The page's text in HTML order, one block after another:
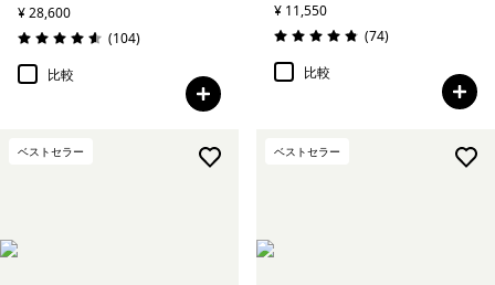
¥ 28,600
評価: 4.6 / 5
(104レビュー
)
比較
¥ 11,550
評価: 4.9 / 5
(74レビュー
)
比較
ベストセラー ベストセラー